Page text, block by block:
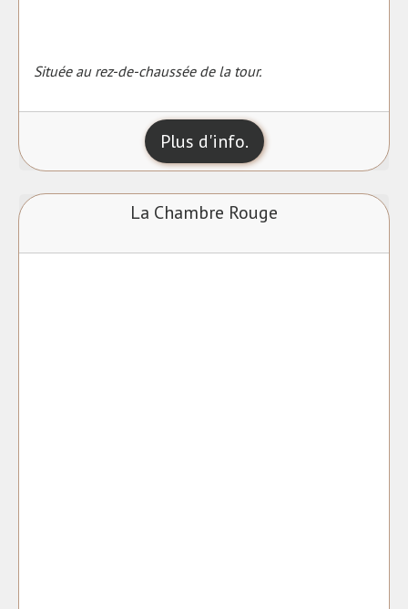
Située au rez-de-chaussée de la tour.
Plus d'info.
La Chambre Rouge